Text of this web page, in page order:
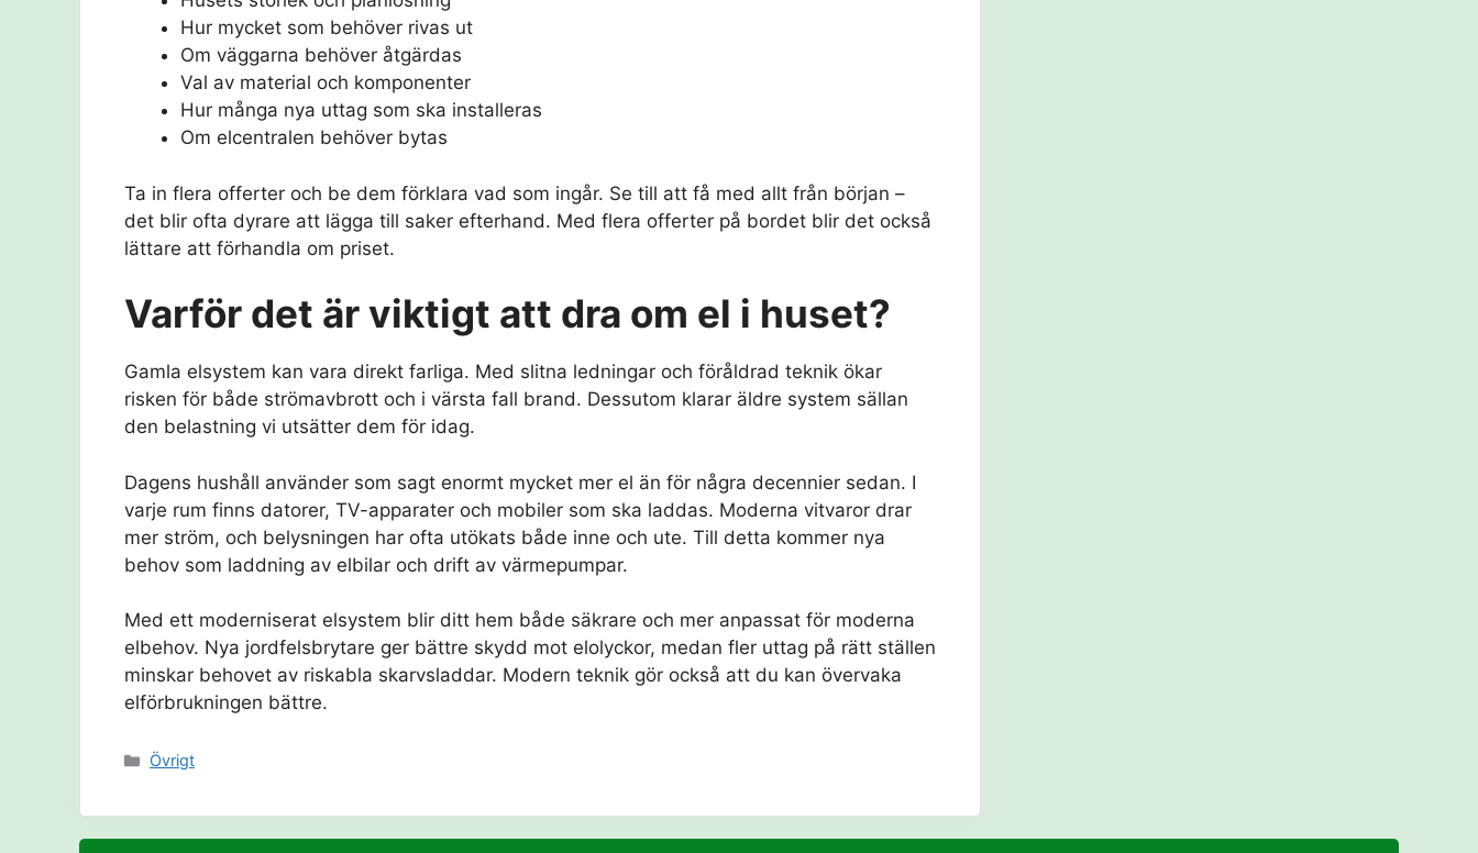
Hur mycket som behöver rivas ut
Om väggarna behöver åtgärdas
Val av material och komponenter
Hur många nya uttag som ska installeras
Om elcentralen behöver bytas
Ta in flera offerter och be dem förklara vad som ingår. Se till att få med allt från början –
det blir ofta dyrare att lägga till saker efterhand. Med flera offerter på bordet blir det också
lättare att förhandla om priset.
Varför det är viktigt att dra om el i huset?
Gamla elsystem kan vara direkt farliga. Med slitna ledningar och föråldrad teknik ökar
risken för både strömavbrott och i värsta fall brand. Dessutom klarar äldre system sällan
den belastning vi utsätter dem för idag.
Dagens hushåll använder som sagt enormt mycket mer el än för några decennier sedan. I
varje rum finns datorer, TV-apparater och mobiler som ska laddas. Moderna vitvaror drar
mer ström, och belysningen har ofta utökats både inne och ute. Till detta kommer nya
behov som laddning av elbilar och drift av värmepumpar.
Med ett moderniserat elsystem blir ditt hem både säkrare och mer anpassat för moderna
elbehov. Nya jordfelsbrytare ger bättre skydd mot elolyckor, medan fler uttag på rätt ställen
minskar behovet av riskabla skarvsladdar. Modern teknik gör också att du kan övervaka
elförbrukningen bättre.
Kategorier
Övrigt